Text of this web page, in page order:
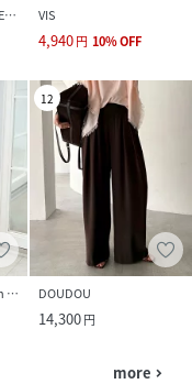
BEAUTY&YOUTH UNITED ARROWS VIS
4,940円 10%OFF
UNITED ARROWS green label relaxing
12
DOUDOU
14,300円
more navigate_next